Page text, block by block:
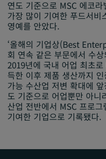
연도 기준으로 MSC 에코
가장 많이 기여한 푸드서비
영예를 안았다.
‘올해의 기업상(Best
회 연속 같은 부문에서 수
2019년에 국내 어업 최초
득한 이후 제품 생산까지
가능 수산업 저변 확대에
도 기준으로 어업뿐만 아
산업 전반에서 MSC 프로
기여한 기업으로 기록됐다.